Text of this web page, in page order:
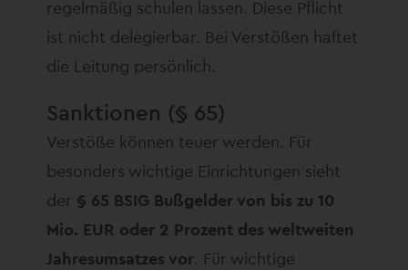
regelmäßig schulen lassen. Diese Pflicht
ist nicht delegierbar. Bei Verstößen haftet
die Leitung persönlich.
Sanktionen (§ 65)
Verstöße können teuer werden. Für
besonders wichtige Einrichtungen sieht
der § 65 BSIG Bußgelder von bis zu 10
Mio. EUR oder 2 Prozent des weltweiten
Jahresumsatzes vor. Für wichtige